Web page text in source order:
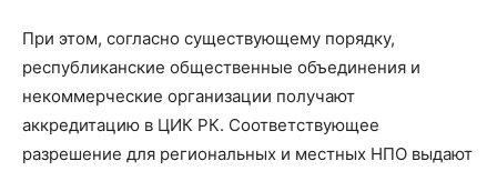
При этом, согласно существующему порядку,
республиканские общественные объединения и
некоммерческие организации получают
аккредитацию в ЦИК РК. Соответствующее
разрешение для региональных и местных НПО выдают